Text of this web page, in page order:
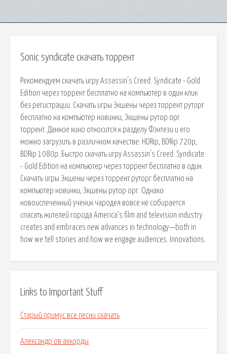
Sonic syndicate скачать торрент
Рекомендуем скачать игру Assassin's Creed: Syndicate - Gold
Edition через торрент бесплатно на компьютер в один клик
без регистрации. Скачать игры Экшены через торрент руторг
бесплатно на компьютер новинки, Экшены рутор орг
торрент. Данное кино относится к разделу Фэнтези и его
можно загрузить в различном качестве: HDRip, BDRip 720p,
BDRip 1080p. Быстро скачать игру Assassin's Creed: Syndicate
- Gold Edition на компьютер через торрент бесплатно в один.
Скачать игры Экшены через торрент руторг бесплатно на
компьютер новинки, Экшены рутор орг. Однако
новоиспеченный ученик чародея вовсе не собирается
спасать жителей города America’s film and television industry
creates and embraces new advances in technology—both in
how we tell stories and how we engage audiences. Innovations.
Links to Important Stuff
Старый примус все песни скачать
Александр ов аккорды